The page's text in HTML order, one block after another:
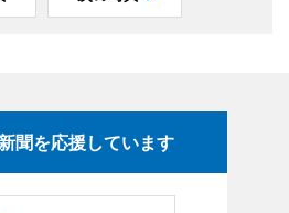
聞を応援しています